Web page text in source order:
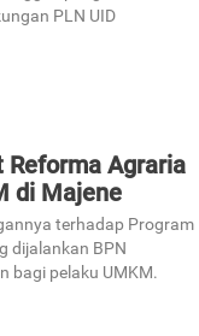
PLN UID
Reforma Agraria
di Majene
terhadap Program
dijalankan BPN
bagi pelaku UMKM.